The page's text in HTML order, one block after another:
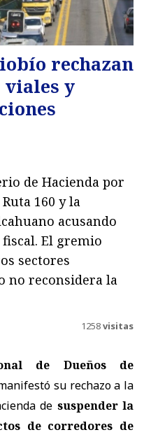
rechazan
viales y
de Hacienda por
160 y la
acusando
El gremio
sectores
no reconsidera la
1258visitas
de Dueños de
su rechazo a la
de suspender la
de corredores de